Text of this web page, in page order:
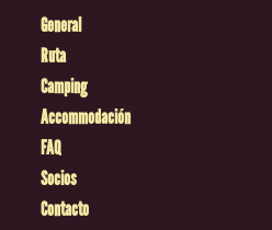
General
Ruta
Camping
Accommodación
FAQ
Socios
Contacto